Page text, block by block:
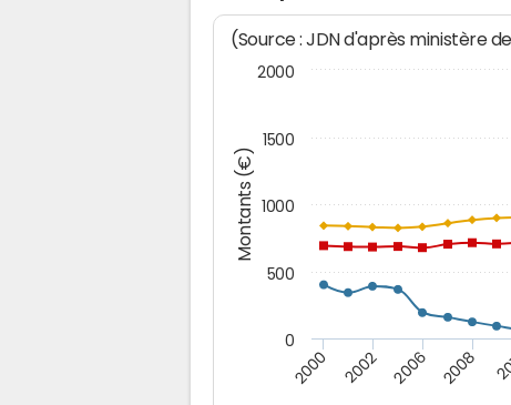
Montants (€)
(Source : JDN d'après ministère
2000 2002 2006 2008
0
500
1000
1500
2000